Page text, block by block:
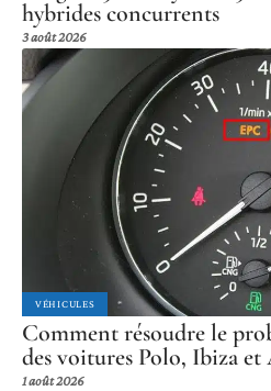
hybrides concurrents
3 août 2026
VÉHICULES
Comment résoudre le
des voitures Polo, Ibiza et
1 août 2026